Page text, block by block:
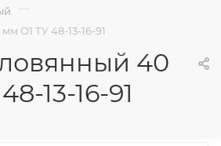
—
О1 ТУ 48-13-16-91
40
13-16-91